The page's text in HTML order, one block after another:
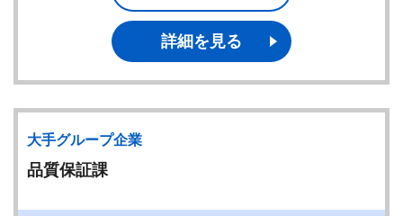
詳細を見る
大手グループ企業
品質保証課